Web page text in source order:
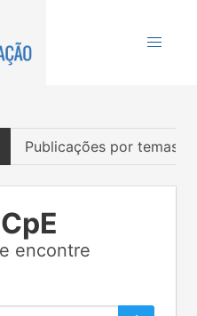
Publicações por temas
encontre